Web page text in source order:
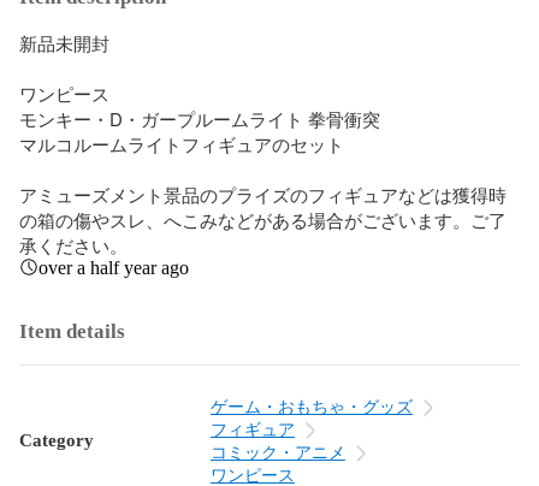
新品未開封
ワンピース
モンキー・D・ガープルームライト 拳骨衝突
マルコルームライトフィギュアのセット
アミューズメント景品のプライズのフィギュアなどは獲得時
の箱の傷やスレ、へこみなどがある場合がございます。ご了
承ください。
over a half year ago
Item details
Category
ゲーム・おもちゃ・グッズ
フィギュア
コミック・アニメ
ワンピース